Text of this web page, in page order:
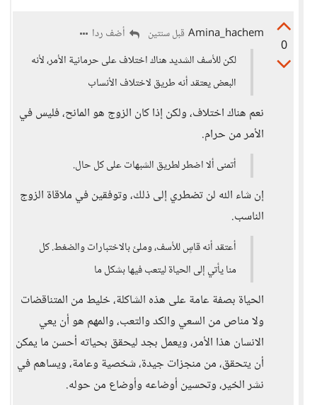
0
Amina_hachem قبل سنتين
أضف ردا
لكن للأسف الشديد هناك اختلاف على حرمانية الأمر، لأنه
البعض يعتقد أنه طريق لاختلاف الأنساب
نعم هناك اختلاف، ولكن إذا كان الزوج هو المانح، فليس في
الأمر من حرام.
أتمنى ألا اضطر لطريق الشبهات على كل حال.
إن شاء الله لن تضطري إلى ذلك، وتوفقين في ملاقاة الزوج
الناسب.
أعتقد أنه قاسٍ للأسف، وملئ بالاختبارات والضغط. كل
منا يأتي إلى الحياة ليتعب فيها بشكل ما
الحياة بصفة عامة على هذه الشاكلة، خليط من المتناقضات
ولا مناص من السعي والكد والتعب، والمهم هو أن يعي
الانسان هذا الأمر، ويعمل بجد ليحقق بحياته أحسن ما يمكن
أن يتحقق، من منجزات جيدة، شخصية وعامة، ويساهم في
نشر الخير، وتحسين أوضاعه وأوضاع من حوله.